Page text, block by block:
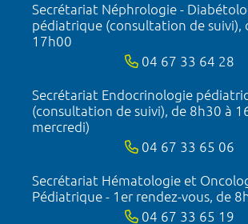
Secrétariat Néphrologie -
pédiatrique (consultation de suivi),
17h00
04 67 33 64 28
Secrétariat Endocrinologie
(consultation de suivi), de 8h30 à
mercredi)
04 67 33 65 06
Secrétariat Hématologie et
Pédiatrique - 1er rendez-vous, de
04 67 33 65 19